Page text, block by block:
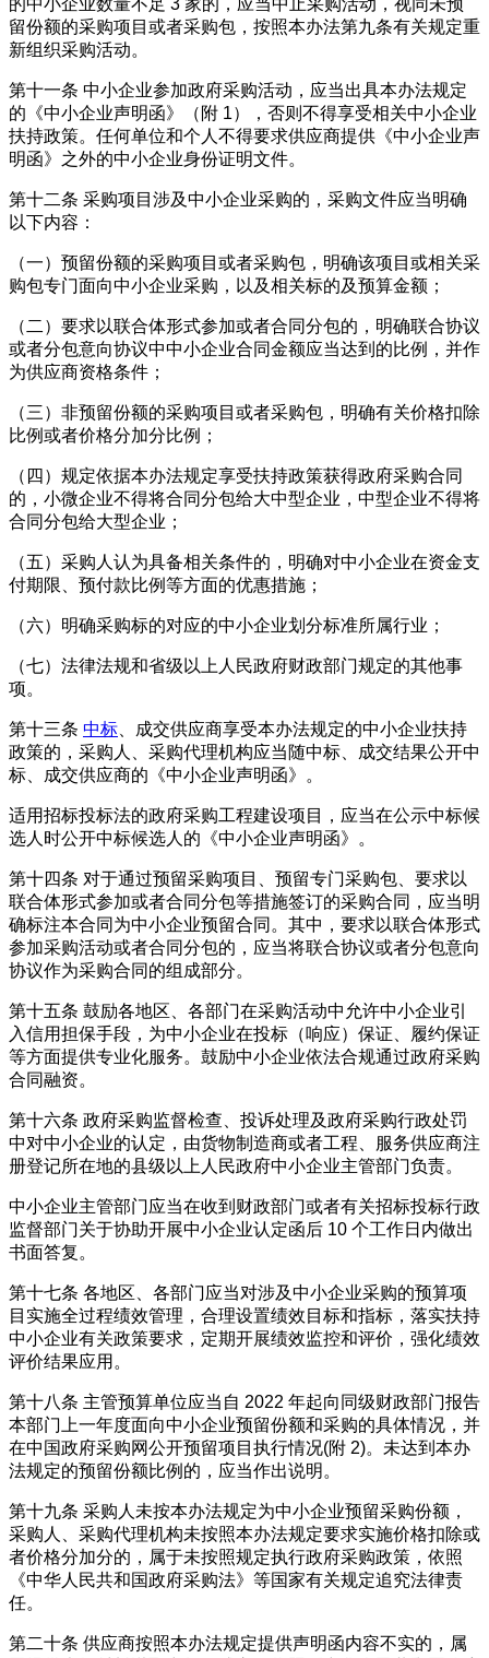
的中小企业数量不足 3 家的，应当中止采购活动，视同未预
留份额的采购项目或者采购包，按照本办法第九条有关规定重
新组织采购活动。
第十一条 中小企业参加政府采购活动，应当出具本办法规定
的《中小企业声明函》（附 1），否则不得享受相关中小企业
扶持政策。任何单位和个人不得要求供应商提供《中小企业声
明函》之外的中小企业身份证明文件。
第十二条 采购项目涉及中小企业采购的，采购文件应当明确
以下内容：
（一）预留份额的采购项目或者采购包，明确该项目或相关采
购包专门面向中小企业采购，以及相关标的及预算金额；
（二）要求以联合体形式参加或者合同分包的，明确联合协议
或者分包意向协议中中小企业合同金额应当达到的比例，并作
为供应商资格条件；
（三）非预留份额的采购项目或者采购包，明确有关价格扣除
比例或者价格分加分比例；
（四）规定依据本办法规定享受扶持政策获得政府采购合同
的，小微企业不得将合同分包给大中型企业，中型企业不得将
合同分包给大型企业；
（五）采购人认为具备相关条件的，明确对中小企业在资金支
付期限、预付款比例等方面的优惠措施；
（六）明确采购标的对应的中小企业划分标准所属行业；
（七）法律法规和省级以上人民政府财政部门规定的其他事
项。
第十三条 中标 、成交供应商享受本办法规定的中小企业扶持
政策的，采购人、采购代理机构应当随中标、成交结果公开中
标、成交供应商的《中小企业声明函》。
适用招标投标法的政府采购工程建设项目，应当在公示中标候
选人时公开中标候选人的《中小企业声明函》。
第十四条 对于通过预留采购项目、预留专门采购包、要求以
联合体形式参加或者合同分包等措施签订的采购合同，应当明
确标注本合同为中小企业预留合同。其中，要求以联合体形式
参加采购活动或者合同分包的，应当将联合协议或者分包意向
协议作为采购合同的组成部分。
第十五条 鼓励各地区、各部门在采购活动中允许中小企业引
入信用担保手段，为中小企业在投标（响应）保证、履约保证
等方面提供专业化服务。鼓励中小企业依法合规通过政府采购
合同融资。
第十六条 政府采购监督检查、投诉处理及政府采购行政处罚
中对中小企业的认定，由货物制造商或者工程、服务供应商注
册登记所在地的县级以上人民政府中小企业主管部门负责。
中小企业主管部门应当在收到财政部门或者有关招标投标行政
监督部门关于协助开展中小企业认定函后 10 个工作日内做出
书面答复。
第十七条 各地区、各部门应当对涉及中小企业采购的预算项
目实施全过程绩效管理，合理设置绩效目标和指标，落实扶持
中小企业有关政策要求，定期开展绩效监控和评价，强化绩效
评价结果应用。
第十八条 主管预算单位应当自 2022 年起向同级财政部门报告
本部门上一年度面向中小企业预留份额和采购的具体情况，并
在中国政府采购网公开预留项目执行情况(附 2)。未达到本办
法规定的预留份额比例的，应当作出说明。
第十九条 采购人未按本办法规定为中小企业预留采购份额，
采购人、采购代理机构未按照本办法规定要求实施价格扣除或
者价格分加分的，属于未按照规定执行政府采购政策，依照
《中华人民共和国政府采购法》等国家有关规定追究法律责
任。
第二十条 供应商按照本办法规定提供声明函内容不实的，属